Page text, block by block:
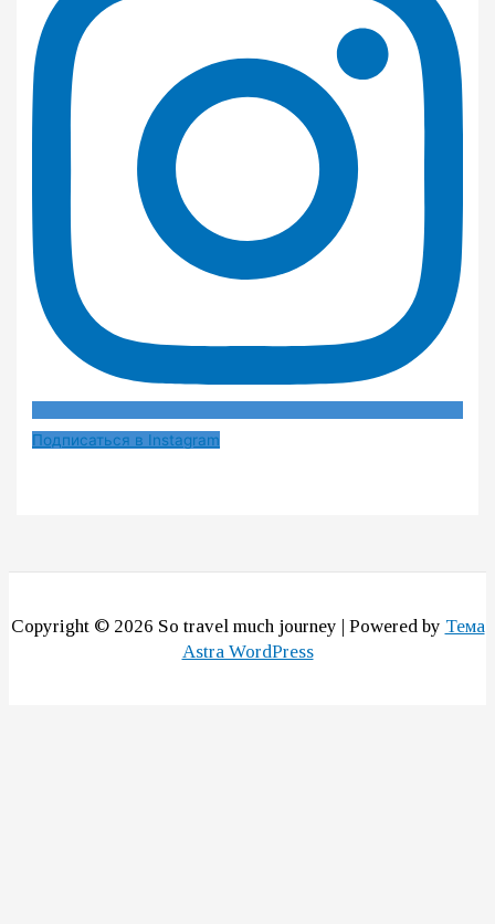
Подписаться в Instagram
Copyright © 2026 So travel much journey | Powered by Тема
Astra WordPress